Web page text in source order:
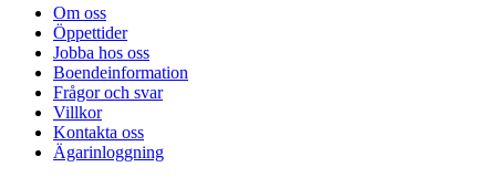
Om oss
Öppettider
Jobba hos oss
Boendeinformation
Frågor och svar
Villkor
Kontakta oss
Ägarinloggning